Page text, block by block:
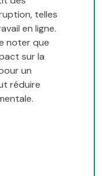
telles
en ligne.
noter que
sur la
un
réduire